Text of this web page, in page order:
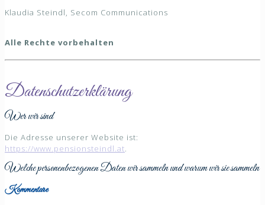
Klaudia Steindl, Secom Communications
Alle Rechte vorbehalten
Datenschutzerklärung
Wer wir sind
Die Adresse unserer Website ist:
https://www.pensionsteindl.at
Welche personenbezogenen Daten wir sammeln und warum wir sie sammeln
Kommentare